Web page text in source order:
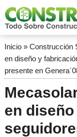
Inicio» Construcción
en diseño y
presente en
en